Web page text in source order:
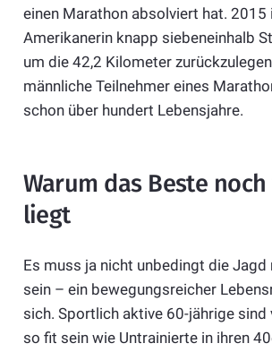
einen Marathon absolviert hat. 2015
Amerikanerin knapp siebeneinhalb
um die 42,2 Kilometer
männliche Teilnehmer eines
schon über hundert Lebensjahre.
Warum das Beste
liegt
Es muss ja nicht unbedingt die Jagd
sein – ein bewegungsreicher
sich. Sportlich aktive 60-jährige sind
so fit sein wie Untrainierte in ihren